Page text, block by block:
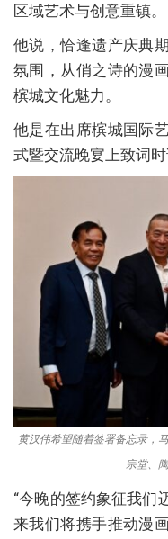
区域艺术与创意重镇。
他说，恰逢遗产庆典
氛围，从俏之诗的漫
槟城文化魅力。
他是在出席槟城国际
式暨交流晚宴上致词时
黄汉伟希望随着签署备忘录，
宗堂、
“今晚的签约象征我们
来我们将携手推动漫